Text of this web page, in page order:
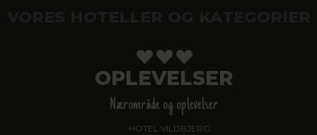
OPLEVELSER
Nærområde og oplevelser
HOTEL VILDBJERG